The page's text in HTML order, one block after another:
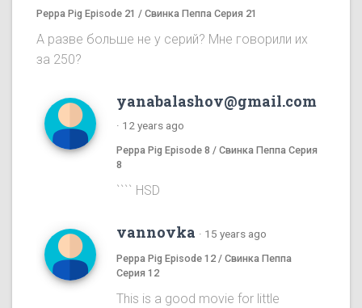
Peppa Pig Episode 21 / Свинка Пеппа Серия 21
А разве больше не у серий? Мне говорили их
за 250?
yanabalashov@gmail.com
· 12 years ago
Peppa Pig Episode 8 / Свинка Пеппа Серия
8
```` HSD
vannovka · 15 years ago
Peppa Pig Episode 12 / Свинка Пеппа
Серия 12
This is a good movie for little